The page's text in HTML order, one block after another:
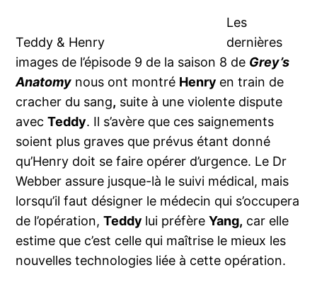
Teddy & Henry
Les
dernières
images de l’épisode 9 de la saison 8 de Grey’s
Anatomy nous ont montré Henry en train de
cracher du sang, suite à une violente dispute
avecTeddy. Il s’avère que ces saignements
soient plus graves que prévus étant donné
qu’Henry doit se faire opérer d’urgence. Le Dr
Webber assure jusque-là le suivi médical, mais
lorsqu’il faut désigner le médecin qui s’occupera
de l’opération,Teddy lui préfèreYang, car elle
estime que c’est celle qui maîtrise le mieux les
nouvelles technologies liée à cette opération.